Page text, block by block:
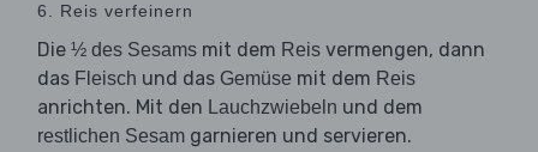
6. Reis verfeinern
Die ½ des Sesams mit dem Reis vermengen, dann
das Fleisch und das Gemüse mit dem Reis
anrichten. Mit den Lauchzwiebeln und dem
restlichen Sesam garnieren und servieren.